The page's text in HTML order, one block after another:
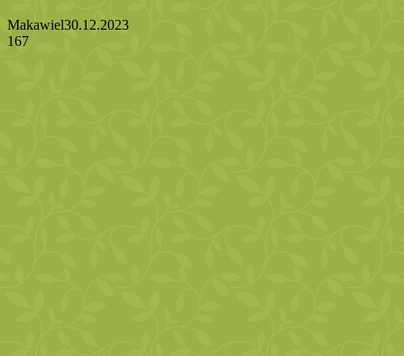
Makawiel30.12.2023
167